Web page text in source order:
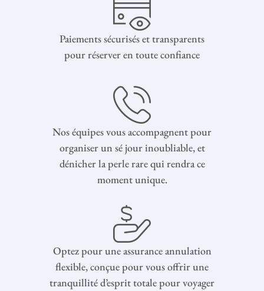
Paiements sécurisés et transparents
pour réserver en toute confiance
Nos équipes vous accompagnent pour
organiser un sé jour inoubliable, et
dénicher la perle rare qui rendra ce
moment unique.
Optez pour une assurance annulation
flexible, conçue pour vous offrir une
tranquillité d’esprit totale pour voyager